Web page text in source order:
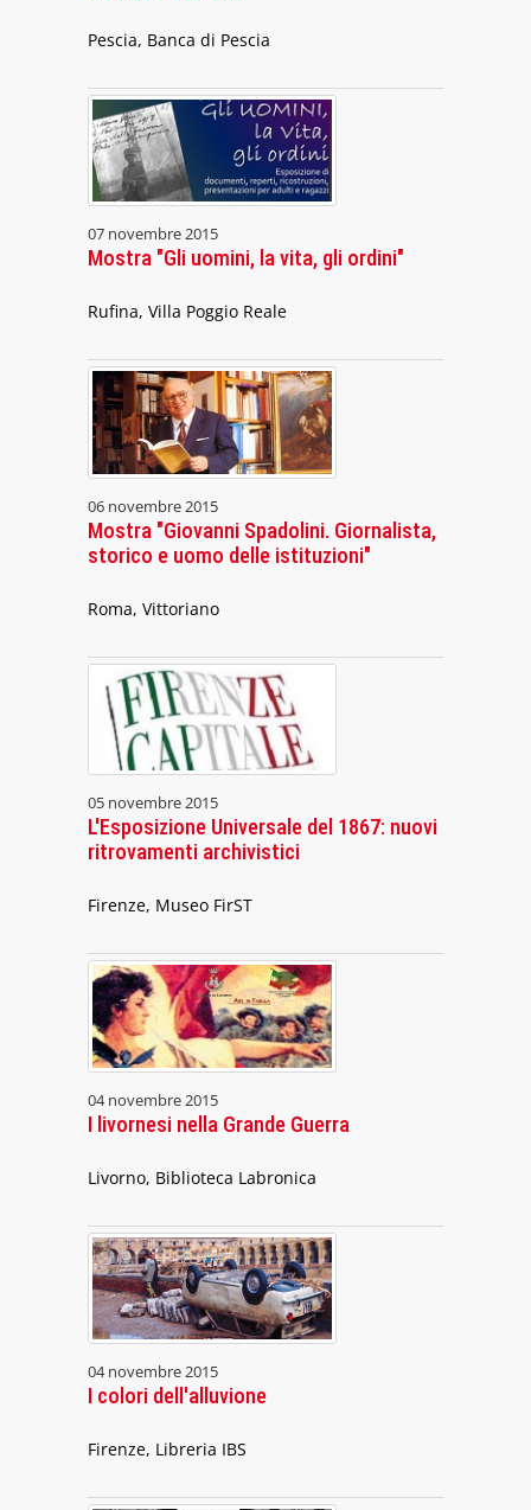
Pescia, Banca di Pescia
07 novembre 2015
Mostra "Gli uomini, la vita, gli ordini"
Rufina, Villa Poggio Reale
06 novembre 2015
Mostra "Giovanni Spadolini. Giornalista,
storico e uomo delle istituzioni"
Roma, Vittoriano
05 novembre 2015
L'Esposizione Universale del 1867: nuovi
ritrovamenti archivistici
Firenze, Museo FirST
04 novembre 2015
I livornesi nella Grande Guerra
Livorno, Biblioteca Labronica
04 novembre 2015
I colori dell'alluvione
Firenze, Libreria IBS